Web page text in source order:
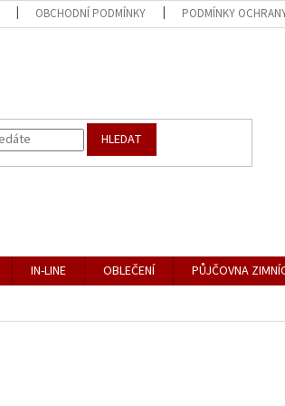
OBCHODNÍ PODMÍNKY PODMÍNKY
HLEDAT
IN-LINE OBLEČENÍ PŮJČOVNA